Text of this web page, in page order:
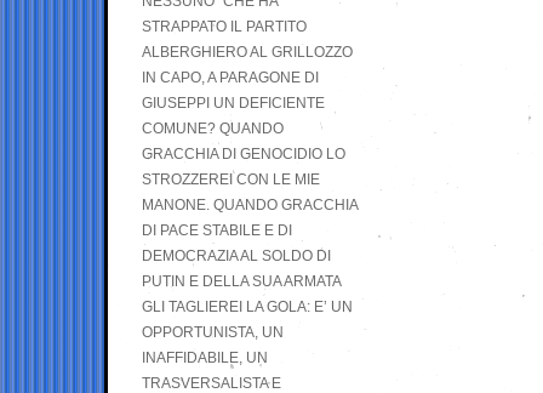
STRAPPATO IL PARTITO
ALBERGHIERO AL GRILLOZZO
IN CAPO, A PARAGONE DI
GIUSEPPI UN DEFICIENTE
COMUNE? QUANDO
GRACCHIA DI GENOCIDIO LO
STROZZEREI CON LE MIE
MANONE. QUANDO GRACCHIA
DI PACE STABILE E DI
DEMOCRAZIA AL SOLDO DI
PUTIN E DELLA SUA ARMATA
GLI TAGLIEREI LA GOLA: E’ UN
OPPORTUNISTA, UN
INAFFIDABILE, UN
TRASVERSALISTA E